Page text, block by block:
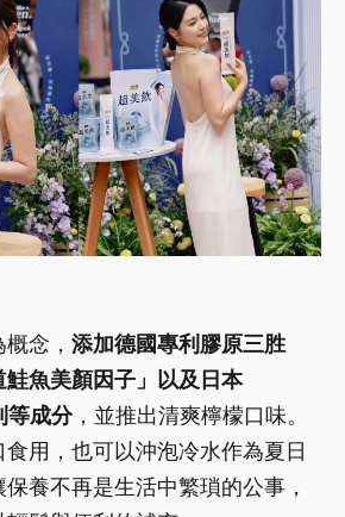
念， 添加德國專利膠原三胜
魚美顏因子」以及日本
等成分，並推出清爽檸檬口味。
用，也可以沖泡冷水作為夏日
養不再是生活中繁瑣的公事，